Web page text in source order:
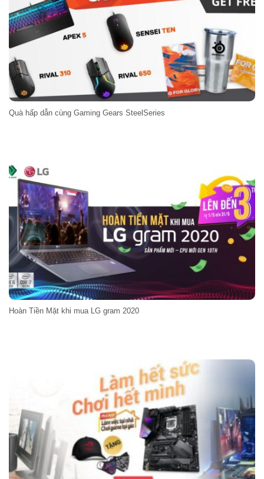
Quà hấp dẫn cùng Gaming Gears SteelSeries
Hoàn Tiền Mặt khi mua LG gram 2020